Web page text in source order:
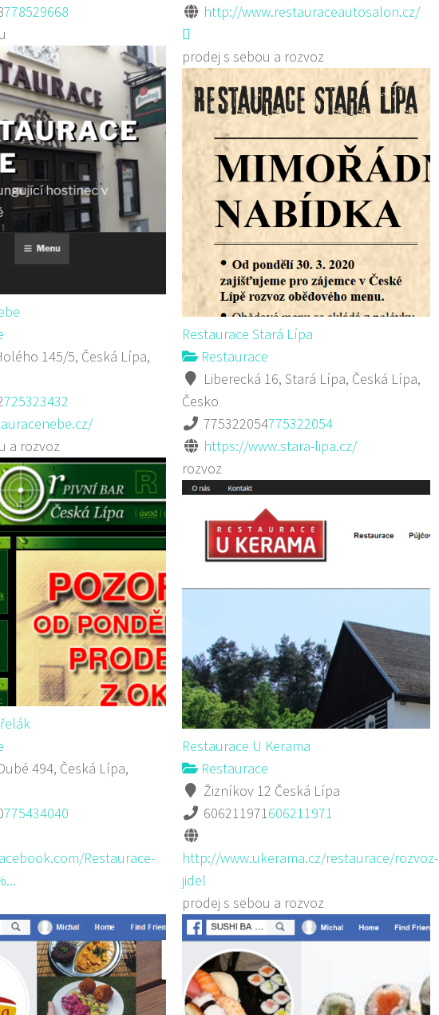
778529668
http://www.restauraceautosalon.cz/
prodej s sebou a rozvoz
145/5, Česká Lípa,
725323432
a rozvoz
Restaurace Stará Lípa
Restaurace
Liberecká 16, Stará Lípa, Česká Lípa,
Česko
775322054775322054
https://www.stara-lipa.cz/
rozvoz
494, Česká Lípa,
775434040
Restaurace-
Restaurace U Kerama
Restaurace
Žizníkov 12 Česká Lípa
606211971606211971
http://www.ukerama.cz/restaurace/rozvoz-
jidel
prodej s sebou a rozvoz